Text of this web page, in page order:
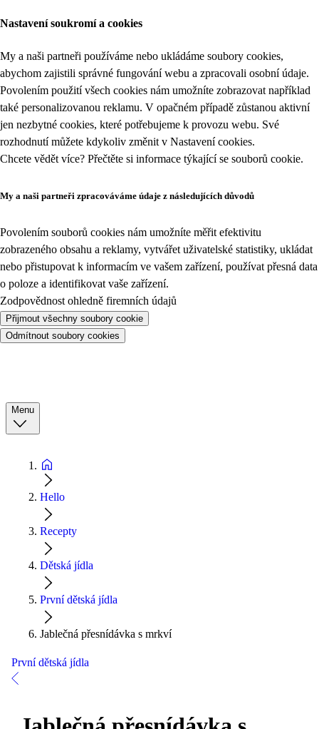
Nastavení soukromí a cookies
My a naši partneři používáme nebo ukládáme soubory cookies,
abychom zajistili správné fungování webu a zpracovali osobní údaje.
Povolením použití všech cookies nám umožníte zobrazovat například
také personalizovanou reklamu. V opačném případě zůstanou aktivní
jen nezbytné cookies, které potřebujeme k provozu webu. Své
rozhodnutí můžete kdykoliv změnit v Nastavení cookies.
Chcete vědět více? Přečtěte si informace týkající se souborů cookie.
My a naši partneři zpracováváme údaje z následujících důvodů
Povolením souborů cookies nám umožníte měřit efektivitu
zobrazeného obsahu a reklamy, vytvářet uživatelské statistiky, ukládat
nebo přistupovat k informacím ve vašem zařízení, používat přesná data
o poloze a identifikovat vaše zařízení.
Zodpovědnost ohledně firemních údajů
Přijmout všechny soubory cookie
Odmítnout soubory cookies
Menu
Hello
Recepty
Dětská jídla
První dětská jídla
Jablečná přesnídávka s mrkví
První dětská jídla